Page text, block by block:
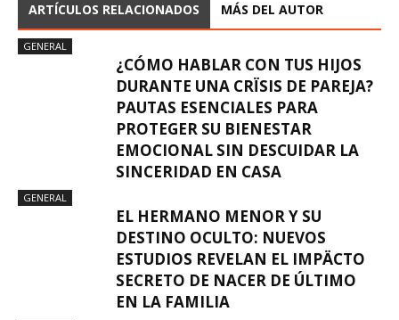
ARTÍCULOS RELACIONADOS MÁS DEL AUTOR
GENERAL
¿CÓMO HABLAR CON TUS HIJOS
DURANTE UNA CRÏSIS DE PAREJA?
PAUTAS ESENCIALES PARA
PROTEGER SU BIENESTAR
EMOCIONAL SIN DESCUIDAR LA
SINCERIDAD EN CASA
GENERAL
EL HERMANO MENOR Y SU
DESTINO OCULTO: NUEVOS
ESTUDIOS REVELAN EL IMPÄCTO
SECRETO DE NACER DE ÚLTIMO
EN LA FAMILIA